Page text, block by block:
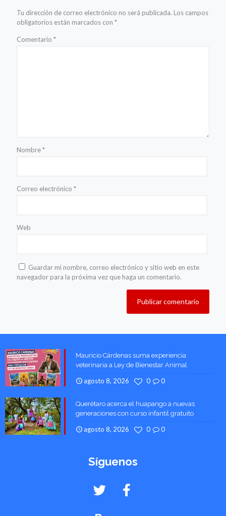
Tu dirección de correo electrónico no será publicada. Los campos
obligatorios están marcados con *
Comentario *
Nombre*
Correo electrónico *
Web
Guardar mi nombre, correo electrónico y sitio web en este
navegador para la próxima vez que haga un comentario.
Mauricio Cárdenas suma experiencia
veterinaria a Ley de Bienestar Animal
agosto 8, 2026 0
0
Querétaro acerca el huapango a nuevas
generaciones con curso infantil gratuito
agosto 8, 2026 0
0
Síguenos